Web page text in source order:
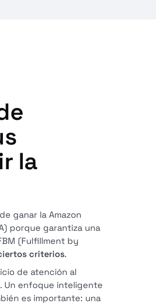
la
ganar la Amazon
porque garantiza una
(Fulfillment by
criterios.
de atención al
Un enfoque inteligente
es importante: una